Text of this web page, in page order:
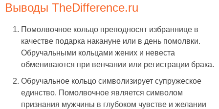
Выводы TheDifference.ru
Помолвочное кольцо преподносят избраннице в
качестве подарка накануне или в день помолвки.
Обручальными кольцами жених и невеста
обмениваются при венчании или регистрации брака.
Обручальное кольцо символизирует супружеское
единство. Помолвочное является символом
признания мужчины в глубоком чувстве и желании